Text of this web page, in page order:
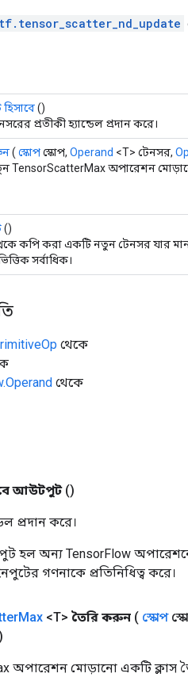
tf.tensor_scatter_nd_update
()
প্রতীকী হ্যান্ডেল প্রদান করে।
( স্কোপস্কোপ, Operand <T> টেনসর,
TensorScatterMax অপারেশন
()
কপি করা একটি নতুন টেনসর যার
সর্বাধিক।
থেকে
থেকে
আউটপুট ()
প্রদান করে।
হল অন্য TensorFlow
গণনাকে প্রতিনিধিত্ব করে।
Max <T> তৈরি করুন ( স্কোপ
অপারেশন মোড়ানো একটি ক্লাস